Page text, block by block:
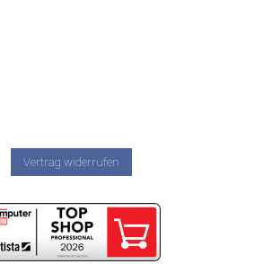
Vertrag widerrufen